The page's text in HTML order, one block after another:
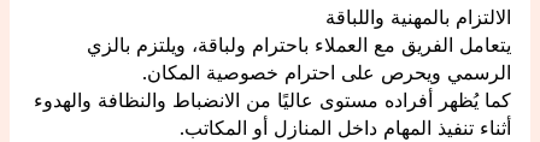
الالتزام بالمهنية واللباقة
يتعامل الفريق مع العملاء باحترام ولباقة، ويلتزم بالزي
الرسمي ويحرص على احترام خصوصية المكان.
كما يُظهر أفراده مستوى عاليًا من الانضباط والنظافة والهدوء
أثناء تنفيذ المهام داخل المنازل أو المكاتب.